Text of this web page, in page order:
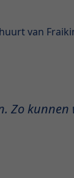
van
Zo